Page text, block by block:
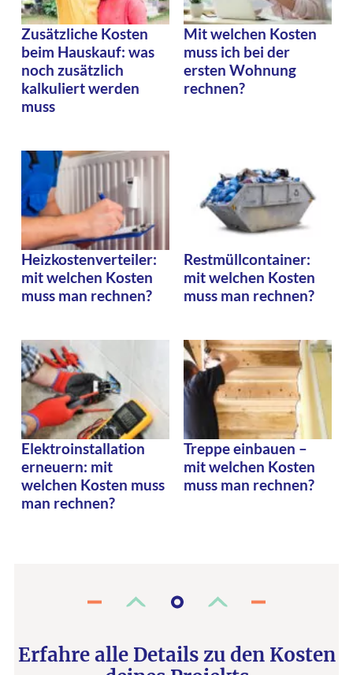
Zusätzliche Kosten
beim Hauskauf: was
noch zusätzlich
kalkuliert werden
muss
Mit welchen Kosten
muss ich bei der
ersten Wohnung
rechnen?
Heizkostenverteiler:
mit welchen Kosten
muss man rechnen?
Restmüllcontainer:
mit welchen Kosten
muss man rechnen?
Elektroinstallation
erneuern: mit
welchen Kosten muss
man rechnen?
Treppe einbauen –
mit welchen Kosten
muss man rechnen?
Erfahre alle Details zu den Kosten